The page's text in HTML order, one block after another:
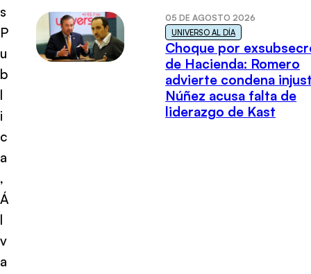
s
P
u
b
l
i
c
a
,
Á
l
v
a
05 DE AGOSTO 2026
UNIVERSO AL DÍA
Choque por
de Hacienda: Romero
advierte condena
Núñez acusa falta de
liderazgo de Kast